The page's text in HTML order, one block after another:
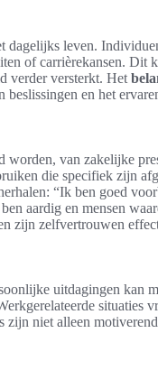
leven.
of carrièrekansen. Dit
verder versterkt. Het
en het
van zakelijke
die specifiek zijn
“Ik ben goed
aardig en mensen
zijn zelfvertrouwen
uitdagingen kan
situaties
niet alleen